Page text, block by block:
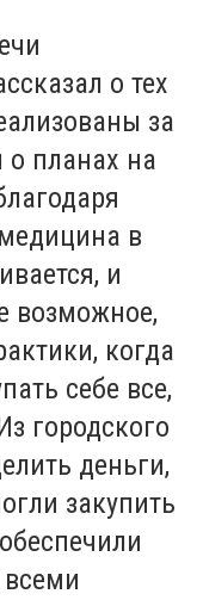
о тех
за
планах на
в
и
возможное,
когда
себе все,
городского
деньги,
закупить